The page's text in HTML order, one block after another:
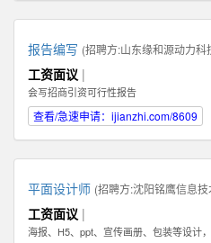
报告编写 (招聘方:山东缘和源动力科
工资面议 |
会写招商引资可行性报告
查看/急速申请：ijianzhi.com/8609
平面设计师 (招聘方:沈阳铭鹰信息
工资面议 |
海报、H5、ppt、宣传画册、包装等设计